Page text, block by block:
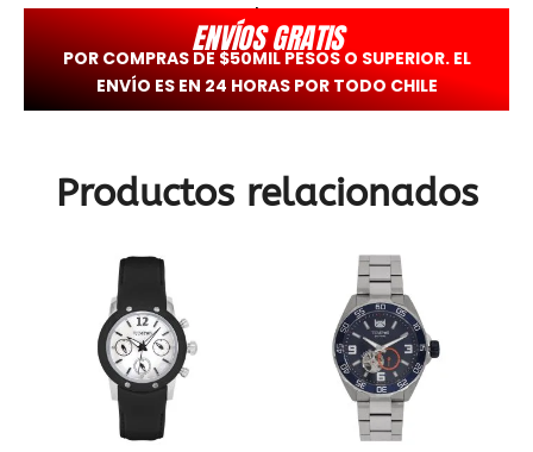
Tempus Watches.
ENVÍOS GRATIS
POR COMPRAS DE $50MIL PESOS O SUPERIOR. EL
ENVÍO ES EN 24 HORAS POR TODO CHILE
Productos relacionados